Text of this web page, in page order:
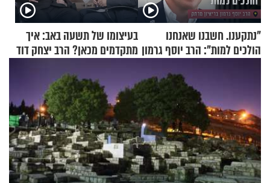
"נתקענו. חשבנו שאנחנו
הולכים למות": הרב יוסף גרמון
בעיצומו של תשעה באב: איך
מתקדמים מכאן? הרב יצחק דוד